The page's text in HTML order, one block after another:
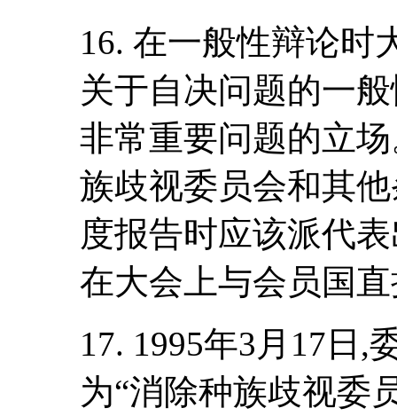
16. 在一般性辩论时
关于自决问题的一
非常重要问题的立
族歧视委员会和其
度报告时应该派代
在大会上与会员国
17. 1995年3月17日,
为“消除种族歧视委